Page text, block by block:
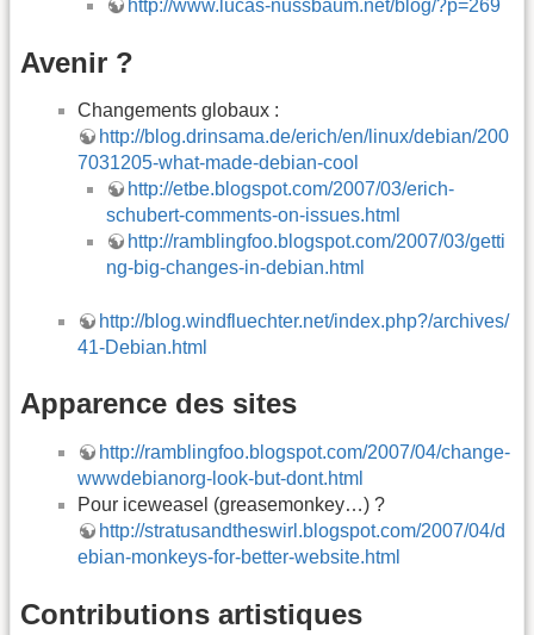
http://www.lucas-nussbaum.net/blog/?p=269
Avenir ?
Changements globaux :
http://blog.drinsama.de/erich/en/linux/debian/200
7031205-what-made-debian-cool
http://etbe.blogspot.com/2007/03/erich-
schubert-comments-on-issues.html
http://ramblingfoo.blogspot.com/2007/03/getti
ng-big-changes-in-debian.html
http://blog.windfluechter.net/index.php?/archives/
41-Debian.html
Apparence des sites
http://ramblingfoo.blogspot.com/2007/04/change-
wwwdebianorg-look-but-dont.html
Pour iceweasel (greasemonkey…) ?
http://stratusandtheswirl.blogspot.com/2007/04/d
ebian-monkeys-for-better-website.html
Contributions artistiques